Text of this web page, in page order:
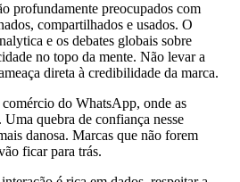
profundamente preocupados com
compartilhados e usados. O
e os debates globais sobre
no topo da mente. Não levar a
direta à credibilidade da marca.
do WhatsApp, onde as
quebra de confiança nesse
danosa. Marcas que não forem
ficar para trás.